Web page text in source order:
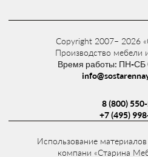
Copyright 2007– 2026
Производство мебели
Время работы: ПН-СБ
8 (800)
+7 (495)
Использование
компани «Старина